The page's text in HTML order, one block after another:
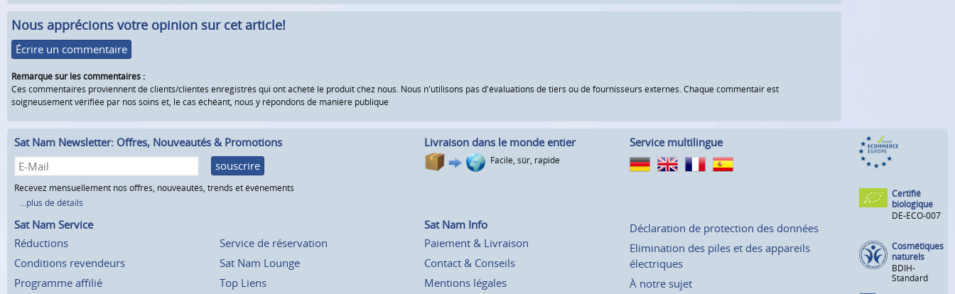
Nous apprécions votre opinion sur cet article!
Écrire un commentaire
Remarque sur les commentaires :
Ces commentaires proviennent de clients/clientes enregistrés qui ont acheté le produit chez nous. Nous n'utilisons pas d'évaluations de tiers ou de fournisseurs externes. Chaque commentair est
soigneusement vérifiée par nos soins et, le cas échéant, nous y répondons de manière publique
Sat Nam Newsletter: Offres, Nouveautés & Promotions
souscrire
Recevez mensuellement nos offres, nouveautés, trends et événements
...plus de détails
Livraison dans le monde entier
Facile, sûr, rapide
Service multilingue
Sat Nam Service
Réductions
Conditions revendeurs
Programme affilié
Service de réservation
Sat Nam Lounge
Top Liens
Sat Nam Info
Paiement & Livraison
Contact & Conseils
Mentions légales
Déclaration de protection des données
Elimination des piles et des appareils
électriques
À notre sujet
Certifié
biologique
DE-ECO-007
Cosmétiques
naturels
BDIH-
Standard